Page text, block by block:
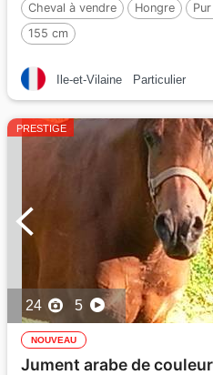
Cheval à vendre Hongre
155 cm
Ile-et-Vilaine Particulier
PRESTIGE
24 5
NOUVEAU
Jument arabe de